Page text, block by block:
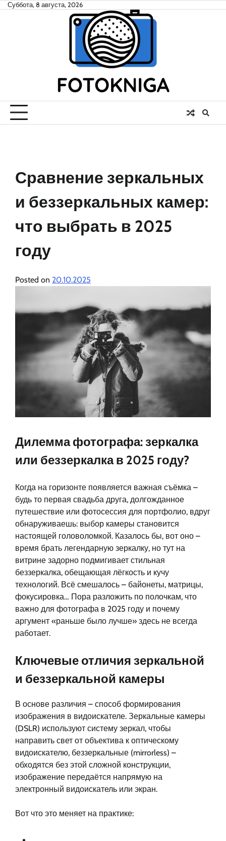
SkipСуббота, 8 августа, 2026
Сравнение зеркальных
и беззеркальных камер:
что выбрать в 2025
году
Posted on 20.10.2025
Дилемма фотографа: зеркалка
или беззеркалка в 2025 году?
Когда на горизонте появляется важная съёмка –
будь то первая свадьба друга, долгожданное
путешествие или фотосессия для портфолио, вдруг
обнаруживаешь: выбор камеры становится
настоящей головоломкой. Казалось бы, вот оно –
время брать легендарную зеркалку, но тут на
витрине задорно подмигивает стильная
беззеркалка, обещающая лёгкость и кучу
технологий. Всё смешалось – байонеты, матрицы,
фокусировка… Пора разложить по полочкам, что
важно для фотографа в 2025 году и почему
аргумент «раньше было лучше» здесь не всегда
работает.
Ключевые отличия зеркальной
и беззеркальной камеры
В основе различия – способ формирования
изображения в видоискателе. Зеркальные камеры
(DSLR) используют систему зеркал, чтобы
направить свет от объектива к оптическому
видоискателю, беззеркальные (mirrorless) –
обходятся без этой сложной конструкции,
изображение передаётся напрямую на
электронный видоискатель или экран.
Вот что это меняет на практике: